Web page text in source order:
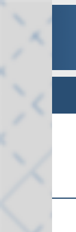
Перейти
контенту